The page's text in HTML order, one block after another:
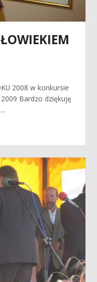
2008 w konkursie
2009 Bardzo dziękuję